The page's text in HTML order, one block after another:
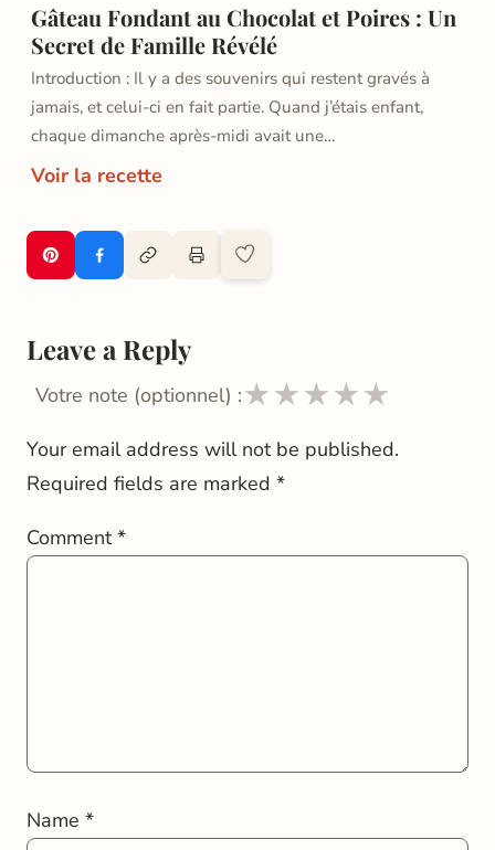
Gâteau Fondant au Chocolat et Poires : Un
Secret de Famille Révélé
Introduction : Il y a des souvenirs qui restent gravés à
jamais, et celui-ci en fait partie. Quand j’étais enfant,
chaque dimanche après-midi avait une…
Voir la recette
Leave a Reply
Votre note (optionnel) : ★
★
★
★
★
Your email address will not be published.
Required fields are marked *
Comment*
Name *